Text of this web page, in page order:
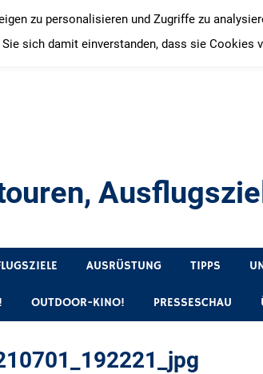
AUSRÜSTUNG TIPPS
OUTDOOR-KINO! PRESSESCHAU
zu personalisieren und Zugriffe zu
sich damit einverstanden, dass sie Cookies